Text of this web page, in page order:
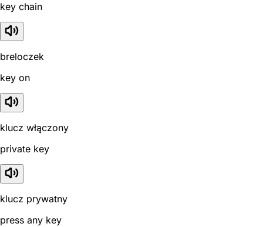
key chain
breloczek
key on
klucz włączony
private key
klucz prywatny
press any key